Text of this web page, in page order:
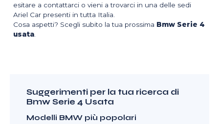
esitare a contattarci o vieni a trovarci in una delle sedi
Ariel Car presenti in tutta Italia.
Cosa aspetti? Scegli subito la tua prossima Bmw Serie 4
usata.
Suggerimenti per la tua ricerca di
Bmw Serie 4 Usata
Modelli BMW più popolari